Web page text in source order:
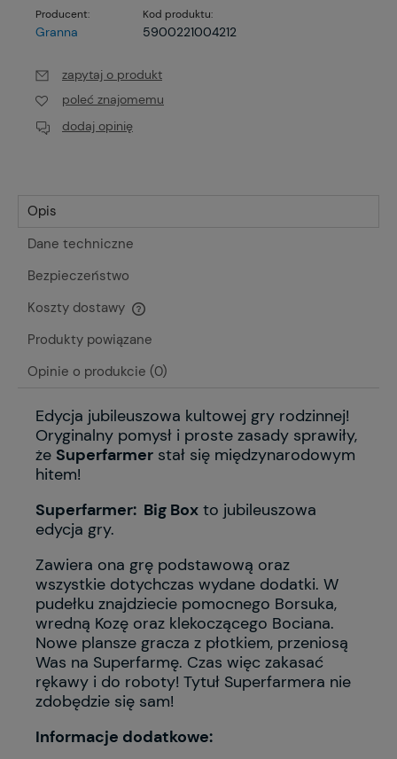
Producent:
Granna
Kod produktu:
5900221004212
zapytaj o produkt
poleć znajomemu
dodaj opinię
Opis
Dane techniczne
Bezpieczeństwo
Koszty dostawy
Cena nie zawiera ewentualnych kosztów płatności
Produkty powiązane
Opinie o produkcie (0)
Edycja jubileuszowa kultowej gry rodzinnej!
Oryginalny pomysł i proste zasady sprawiły,
że Superfarmer stał się międzynarodowym
hitem!
Superfarmer: Big Box to jubileuszowa
edycja gry.
Zawiera ona grę podstawową oraz
wszystkie dotychczas wydane dodatki. W
pudełku znajdziecie pomocnego Borsuka,
wredną Kozę oraz klekoczącego Bociana.
Nowe plansze gracza z płotkiem, przeniosą
Was na Superfarmę. Czas więc zakasać
rękawy i do roboty! Tytuł Superfarmera nie
zdobędzie się sam!
Informacje dodatkowe: